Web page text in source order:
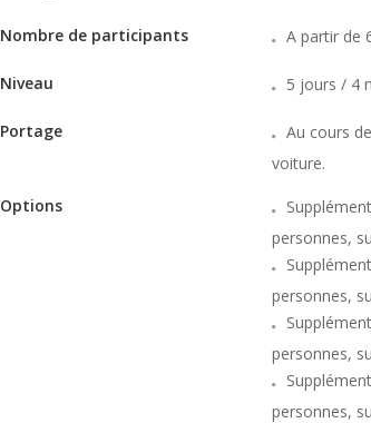
Nombre de participants A partir de
Niveau 5 jours / 4
Portage
Au cours
voiture.
Options
personnes,
personnes,
personnes,
personnes,